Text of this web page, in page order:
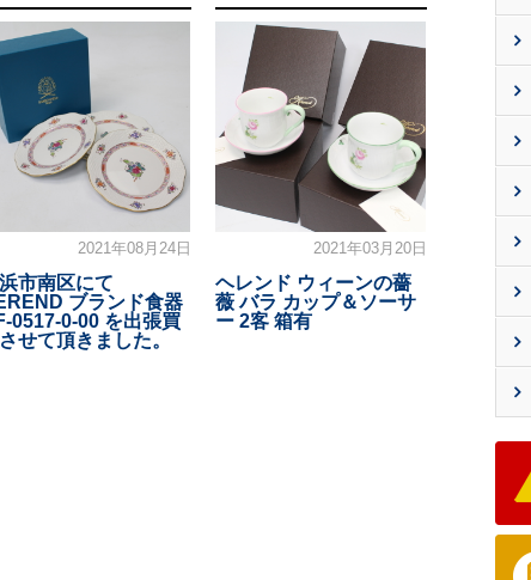
2021年08月24日
市南区にて
ブランド食器
0517-0-00 を出張買
せて頂きました。
2021年03月20日
ヘレンド ウィーンの薔
薇 バラ カップ＆ソーサ
ー 2客 箱有